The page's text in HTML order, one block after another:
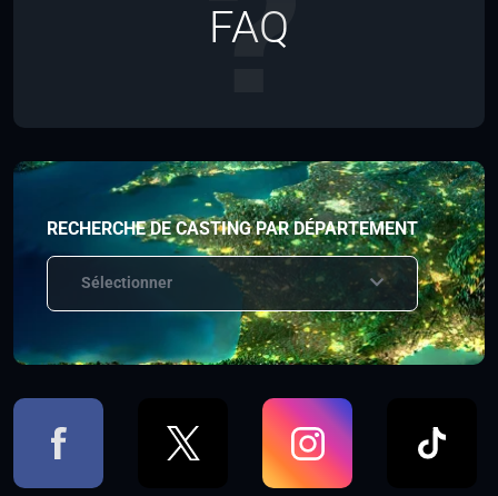
FAQ
RECHERCHE DE CASTING PAR DÉPARTEMENT
Sélectionner